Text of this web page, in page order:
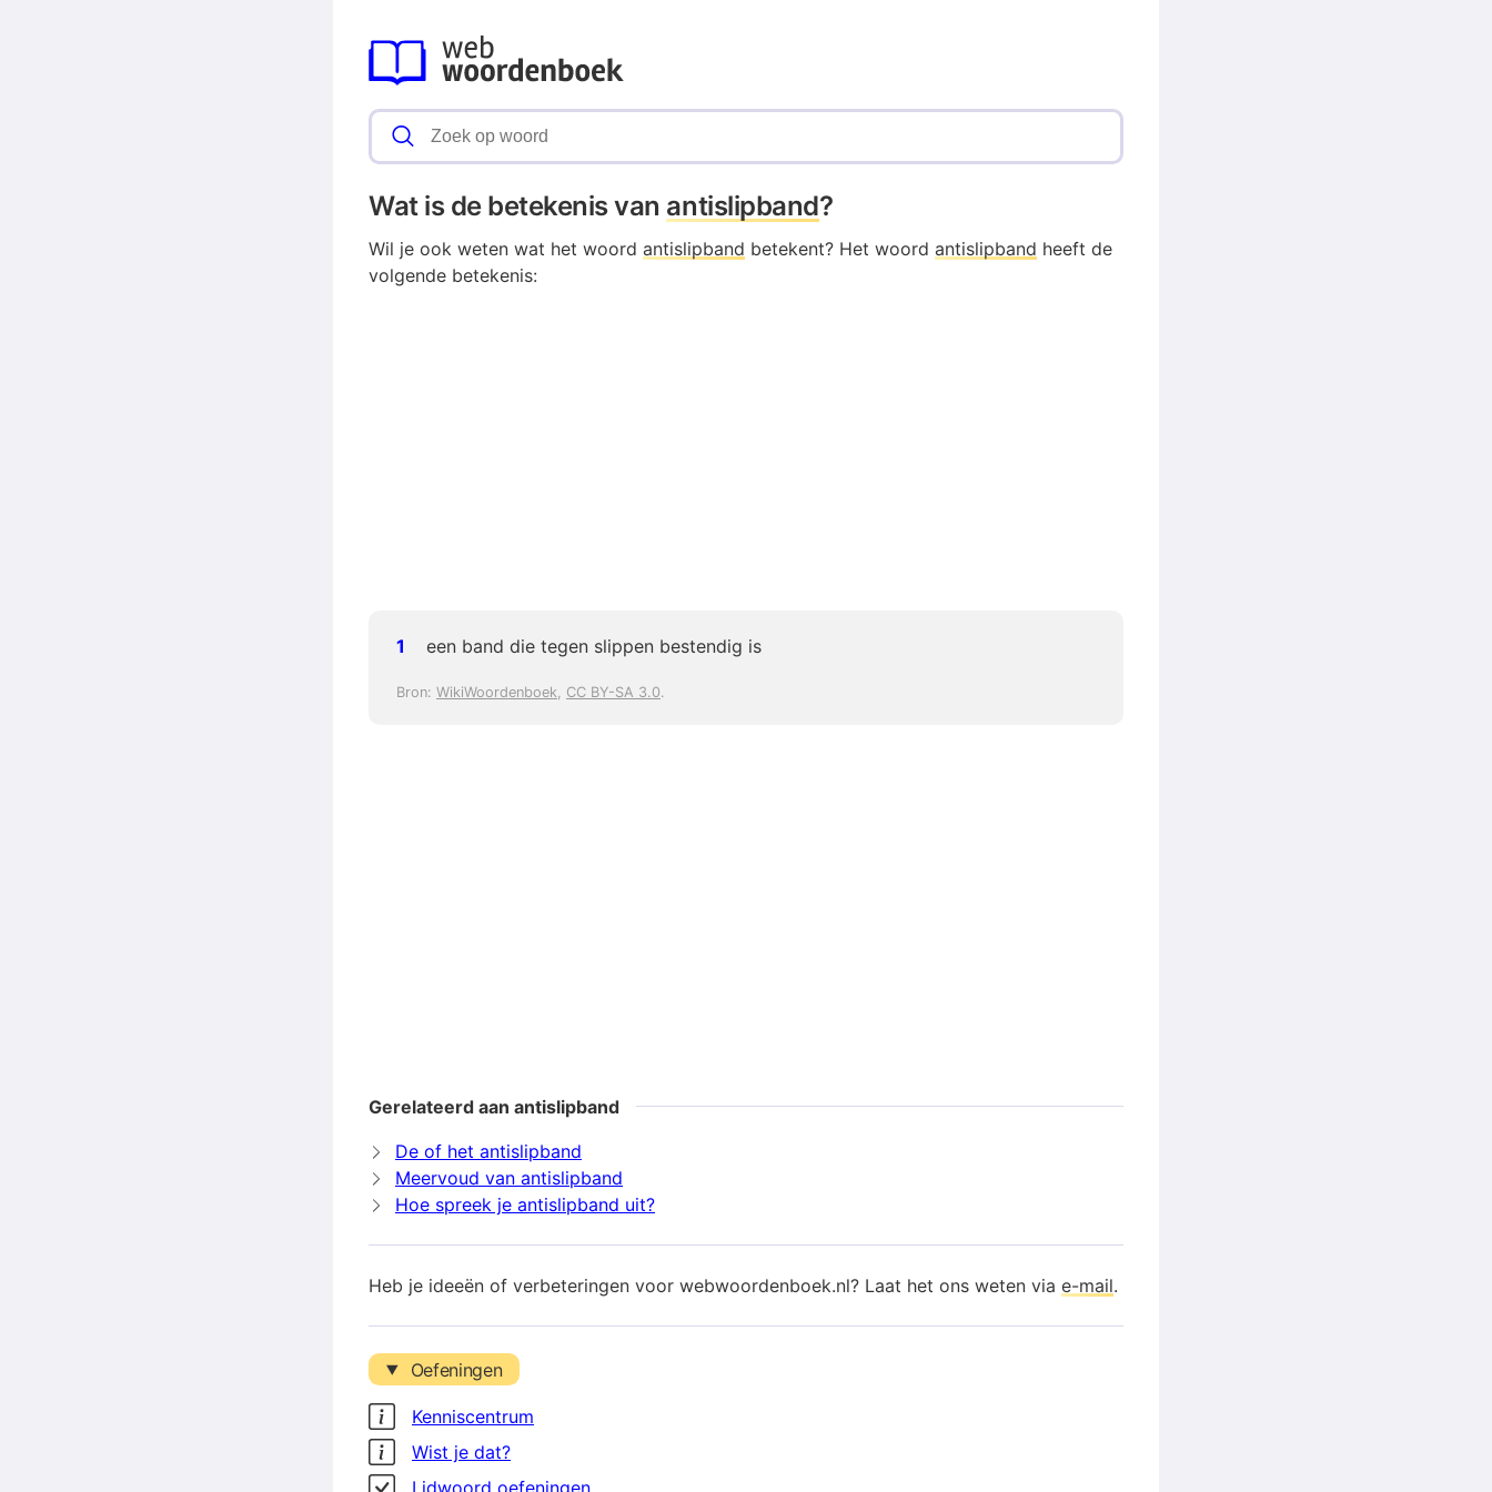
Wat is de betekenis van antislipband?
Wil je ook weten wat het woord antislipband betekent? Het woord antislipband heeft de
volgende betekenis:
een band die tegen slippen bestendig is
Bron: WikiWoordenboek, CC BY-SA 3.0.
Gerelateerd aan antislipband
De of het antislipband
Meervoud van antislipband
Hoe spreek je antislipband uit?
Heb je ideeën of verbeteringen voor webwoordenboek.nl? Laat het ons weten via e-mail.
Oefeningen
Kenniscentrum
Wist je dat?
Lidwoord oefeningen